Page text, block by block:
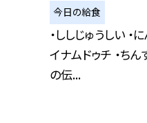
今日の給食
・ししじゅうしい ・
イナムドゥチ ・ち
の伝...